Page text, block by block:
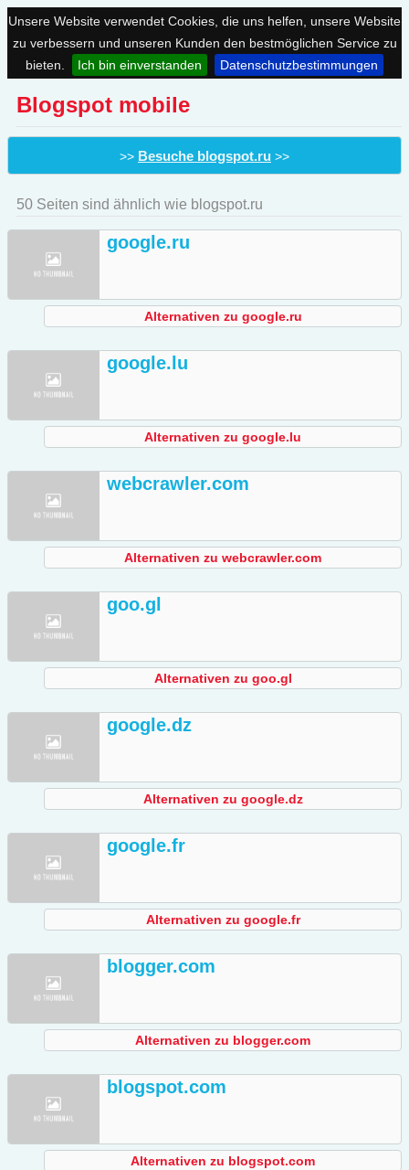
Unsere Website verwendet Cookies, die uns helfen, unsere Website
zu verbessern und unseren Kunden den bestmöglichen Service zu
bieten.
Ich bin einverstanden Datenschutzbestimmungen
Blogspot mobile
>> Besuche blogspot.ru >>
50 Seiten sind ähnlich wie blogspot.ru
google.ru
Alternativen zu google.ru
google.lu
Alternativen zu google.lu
webcrawler.com
Alternativen zu webcrawler.com
goo.gl
Alternativen zu goo.gl
google.dz
Alternativen zu google.dz
google.fr
Alternativen zu google.fr
blogger.com
Alternativen zu blogger.com
blogspot.com
Alternativen zu blogspot.com